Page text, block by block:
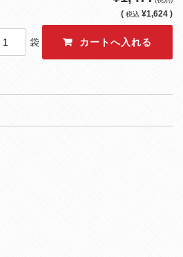
( 税込 ¥1,624 )
袋